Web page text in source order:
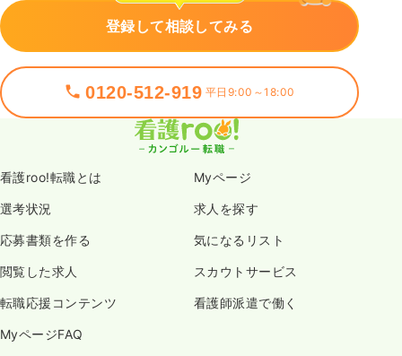
登録して相談してみる
0120-512-919 平日9:00～18:00
看護roo!転職とは Myページ
選考状況 求人を探す
応募書類を作る 気になるリスト
閲覧した求人 スカウトサービス
転職応援コンテンツ 看護師派遣で働く
MyページFAQ